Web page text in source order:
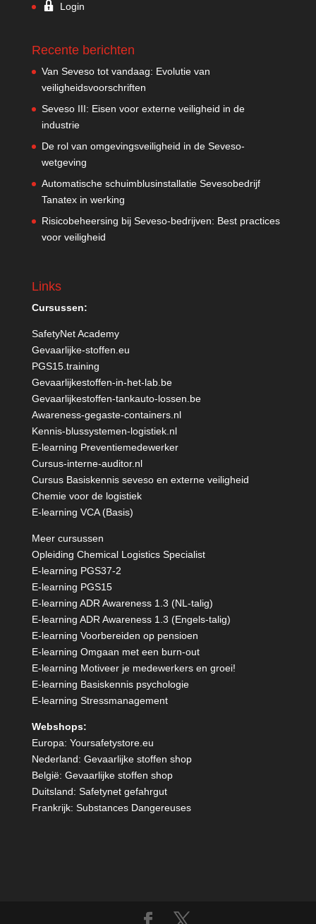
Login
Recente berichten
Van Seveso tot vandaag: Evolutie van
veiligheidsvoorschriften
Seveso III: Eisen voor externe veiligheid in de
industrie
De rol van omgevingsveiligheid in de Seveso-
wetgeving
Automatische schuimblusinstallatie Sevesobedrijf
Tanatex in werking
Risicobeheersing bij Seveso-bedrijven: Best practices
voor veiligheid
Links
Cursussen:
SafetyNet Academy
Gevaarlijke-stoffen.eu
PGS15.training
Gevaarlijkestoffen-in-het-lab.be
Gevaarlijkestoffen-tankauto-lossen.be
Awareness-gegaste-containers.nl
Kennis-blussystemen-logistiek.nl
E-learning Preventiemedewerker
Cursus-interne-auditor.nl
Cursus Basiskennis seveso en externe veiligheid
Chemie voor de logistiek
E-learning VCA (Basis)
Meer cursussen
Opleiding Chemical Logistics Specialist
E-learning PGS37-2
E-learning PGS15
E-learning ADR Awareness 1.3 (NL-talig)
E-learning ADR Awareness 1.3 (Engels-talig)
E-learning Voorbereiden op pensioen
E-learning Omgaan met een burn-out
E-learning Motiveer je medewerkers en groei!
E-learning Basiskennis psychologie
E-learning Stressmanagement
Webshops:
Europa: Yoursafetystore.eu
Nederland: Gevaarlijke stoffen shop
België: Gevaarlijke stoffen shop
Duitsland: Safetynet gefahrgut
Frankrijk: Substances Dangereuses